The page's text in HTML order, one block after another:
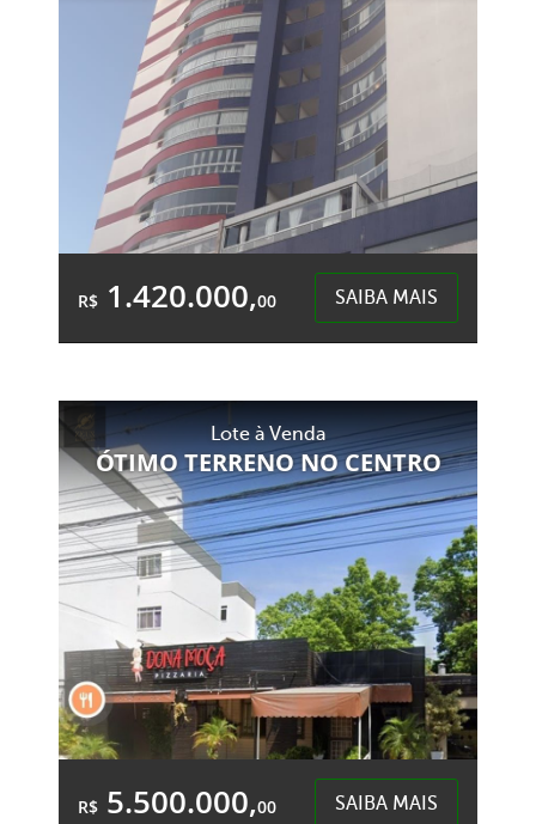
R$ 1.420.000,00 SAIBA MAIS
Área Total:
233,36m²
161,67m²
Centro - Chapecó
Lote à Venda
ÓTIMO TERRENO NO CENTRO
R$ 5.500.000,00 SAIBA MAIS